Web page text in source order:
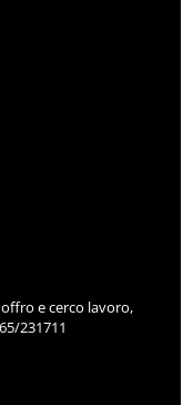
e cerco lavoro,
231711